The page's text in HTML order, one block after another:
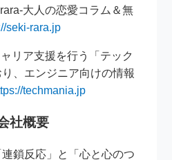
大人の恋愛コラム＆無
seki-rara.jp
リア支援を行う「テック
、エンジニア向けの情報
techmania.jp
社概要
鎖反応」と「心と心のつ